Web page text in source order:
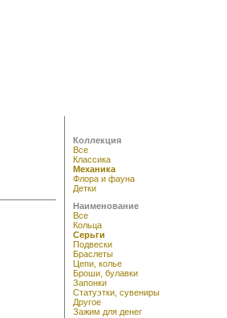
Коллекция
Все
Классика
Механика
Флора и фауна
Детки
Наименование
Все
Кольца
Серьги
Подвески
Браслеты
Цепи, колье
Броши, булавки
Запонки
Статуэтки, сувениры
Другое
Зажим для денег